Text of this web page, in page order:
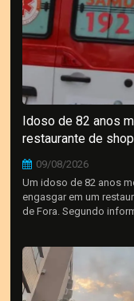
Idoso de 82 anos
restaurante de
09/08/2026
Um idoso de 82 anos
engasgar em um
de Fora. Segundo